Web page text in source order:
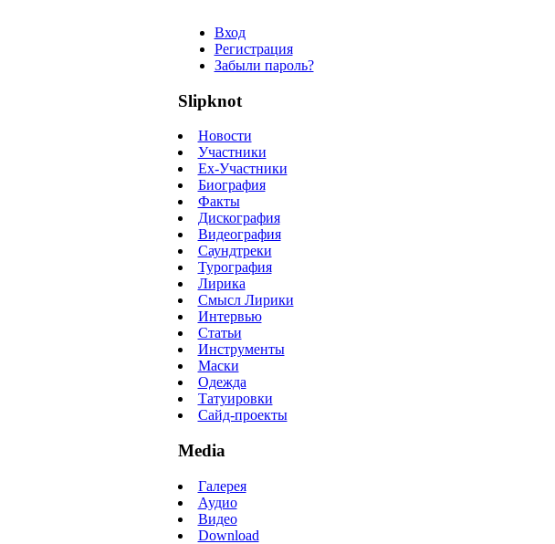
Вход
Регистрация
Забыли пароль?
Slipknot
Новости
Участники
Ex-Участники
Биография
Факты
Дискография
Видеография
Саундтреки
Турография
Лирика
Смысл Лирики
Интервью
Статьи
Инструменты
Маски
Одежда
Татуировки
Сайд-проекты
Media
Галерея
Аудио
Видео
Download